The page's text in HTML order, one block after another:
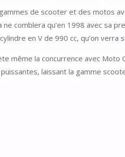
de scooter et des motos
comblera qu’en 1998 avec sa
en V de 990 cc, qu’on verra
même la concurrence avec
laissant la gamme